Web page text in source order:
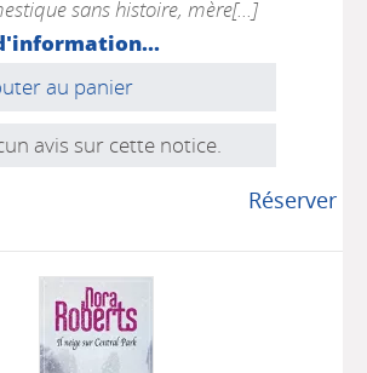
sans histoire, mère[...]
au panier
avis sur cette notice.
Réserver